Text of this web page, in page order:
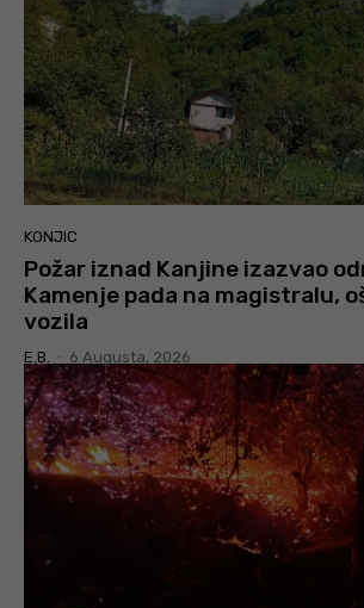
KONJIC
Požar iznad Kanjine izazvao
Kamenje pada na magistralu,
vozila
E.B. 6 Augusta, 2026